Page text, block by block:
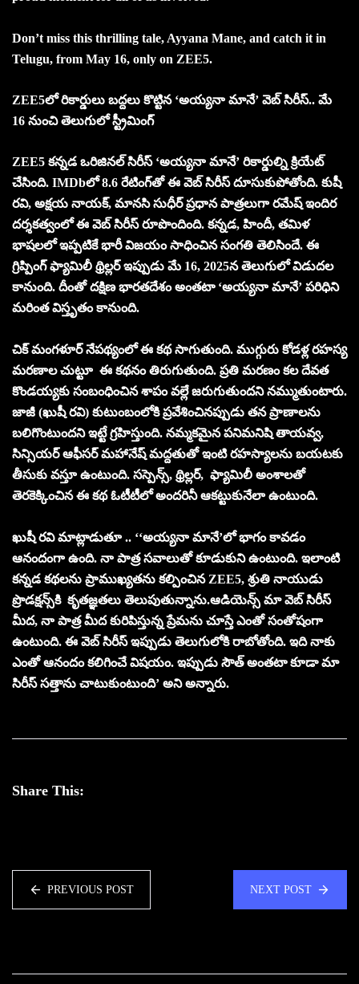
Don’t miss this thrilling tale, Ayyana Mane, and catch it in
Telugu, from May 16, only on ZEE5.
ZEE5లో రికార్డులు బద్దలు కొట్టిన ‘అయ్యనా మానే’ వెబ్ సిరీస్.. మే
16 నుంచి తెలుగులో స్ట్రీమింగ్
ZEE5 కన్నడ ఒరిజినల్ సిరీస్ ‘అయ్యనా మానే’ రికార్డుల్ని క్రియేట్
చేసింది. IMDbలో 8.6 రేటింగ్‌తో ఈ వెబ్ సిరీస్ దూసుకుపోతోంది. కుషీ
రవి, అక్షయ నాయక్, మానసి సుధీర్ ప్రధాన పాత్రలుగా రమేష్ ఇందిర
దర్శకత్వంలో ఈ వెబ్ సిరీస్ రూపొందింది. కన్నడ, హిందీ, తమిళ
భాషలలో ఇప్పటికే భారీ విజయం సాధించిన సంగతి తెలిసిందే. ఈ
గ్రిప్పింగ్ ఫ్యామిలీ థ్రిల్లర్ ఇప్పుడు మే 16, 2025న తెలుగులో విడుదల
కానుంది. దీంతో దక్షిణ భారతదేశం అంతటా ‘అయ్యనా మానే’ పరిధిని
మరింత విస్తృతం కానుంది.
చిక్ మంగళూర్ నేపథ్యంలో ఈ కథ సాగుతుంది. ముగ్గురు కోడళ్ల రహస్య
మరణాల చుట్టూ ఈ కథనం తిరుగుతుంది. ప్రతి మరణం కల దేవత
కొండయ్యకు సంబంధించిన శాపం వల్లే జరుగుతుందని నమ్ముతుంటారు.
జాజీ (ఖుషీ రవి) కుటుంబంలోకి ప్రవేశించినప్పుడు తన ప్రాణాలను
బలిగొంటుందని ఇట్టే గ్రహిస్తుంది. నమ్మకమైన పనిమనిషి తాయవ్వ,
సిన్సియర్ ఆఫీసర్ మహానేష్ మద్దతుతో ఇంటి రహస్యాలను బయటకు
తీసుకు వస్తూ ఉంటుంది. సస్పెన్స్, థ్రిల్లర్‌, ఫ్యామిలీ అంశాలతో
తెరకెక్కించిన ఈ కథ ఓటీటీలో అందరినీ ఆకట్టుకునేలా ఉంటుంది.
ఖుషీ రవి మాట్లాడుతూ .. ‘‘అయ్యనా మానే’లో భాగం కావడం
ఆనందంగా ఉంది. నా పాత్ర సవాలుతో కూడుకుని ఉంటుంది. ఇలాంటి
కన్నడ కథలను ప్రాముఖ్యతను కల్పించిన ZEE5, శ్రుతి నాయుడు
ప్రొడక్షన్స్‌కి కృతజ్ఞతలు తెలుపుతున్నాను.ఆడియెన్స్ మా వెబ్ సిరీస్
మీద, నా పాత్ర మీద కురిపిస్తున్న ప్రేమను చూస్తే ఎంతో సంతోషంగా
ఉంటుంది. ఈ వెబ్ సిరీస్ ఇప్పుడు తెలుగులోకి రాబోతోంది. ఇది నాకు
ఎంతో ఆనందం కలిగించే విషయం. ఇప్పుడు సౌత్ అంతటా కూడా మా
సిరీస్ సత్తాను చాటుకుంటుంది’ అని అన్నారు.
Share This:
PREVIOUS POST NEXT POST